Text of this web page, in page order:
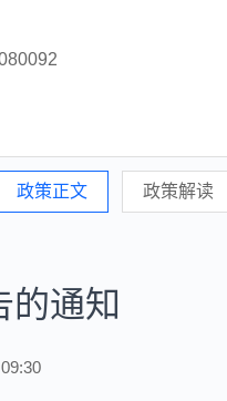
政策正文 政策解读
的通知